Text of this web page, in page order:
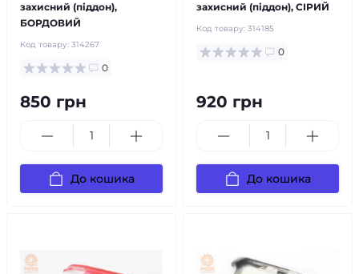
захисний (піддон),
БОРДОВИЙ
Код товару: 314267
0
850 грн
До кошика
захисний (піддон), СІРИЙ
Код товару: 314185
0
920 грн
До кошика